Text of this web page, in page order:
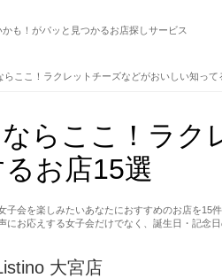
かも！がパッと見つかるお店探しサービス
らここ！ラクレットチーズなどがおいしい知って
らここ！ラク
お店15選
会を楽しみたいあなたにおすすめのお店を
お応えする女子会だけでなく、誕生日・記念
大宮店